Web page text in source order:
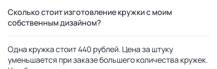
Сколько стоит изготовление кружки с моим
собственным дизайном?
Одна кружка стоит 440 рублей. Цена за штуку
уменьшается при заказе большего количества кружек.